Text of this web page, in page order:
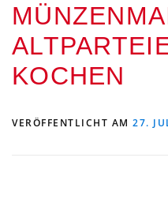
PROGRAMM
SPENDEN KONTAKT
KOCHEN
VERÖFFENTLICHT AM 27.